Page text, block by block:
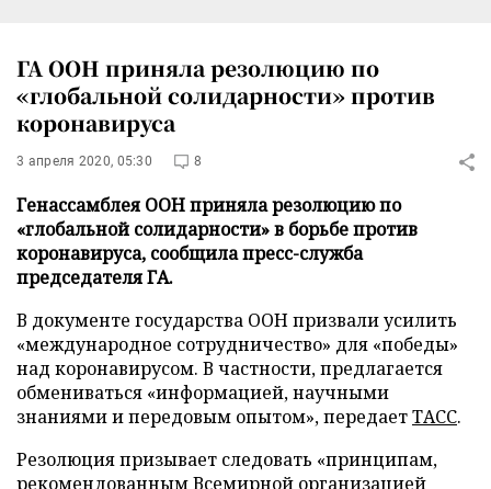
ГА ООН приняла резолюцию по
«глобальной солидарности» против
коронавируса
3 апреля 2020, 05:30 8
Генассамблея ООН приняла резолюцию по
«глобальной солидарности» в борьбе против
коронавируса, сообщила пресс-служба
председателя ГА.
В документе государства ООН призвали усилить
«международное сотрудничество» для «победы»
над коронавирусом. В частности, предлагается
обмениваться «информацией, научными
знаниями и передовым опытом», передаетТАСС.
Резолюция призывает следовать «принципам,
рекомендованным Всемирной организацией